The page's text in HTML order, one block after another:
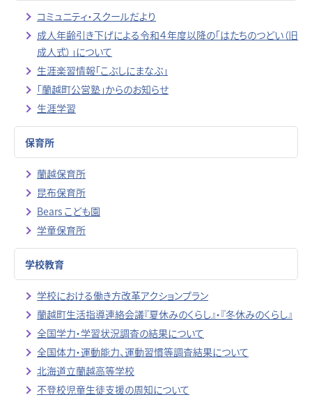
コミュニティ・スクールだより
成人年齢引き下げによる令和４年度以降の「はたちのつどい（旧
成人式）」について
生涯楽習情報「こぶしにまなぶ」
「蘭越町公営塾」からのお知らせ
生涯学習
保育所
蘭越保育所
昆布保育所
Bears こども園
学童保育所
学校教育
学校における働き方改革アクションプラン
蘭越町生活指導連絡会議『夏休みのくらし』・『冬休みのくらし』
全国学力・学習状況調査の結果について
全国体力・運動能力、運動習慣等調査結果について
北海道立蘭越高等学校
不登校児童生徒支援の周知について